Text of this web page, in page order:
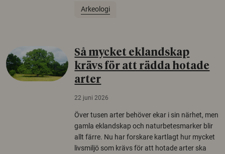
Arkeologi
Så mycket eklandskap
krävs för att rädda hotade
arter
22 juni 2026
Över tusen arter behöver ekar i sin närhet, men
gamla eklandskap och naturbetesmarker blir
allt färre. Nu har forskare kartlagt hur mycket
livsmiljö som krävs för att hotade arter ska